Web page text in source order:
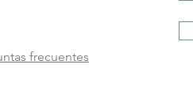
frecuentes